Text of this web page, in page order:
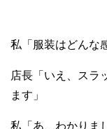
私「服装はどんな
店長「いえ、スラ
ます」
私「あ、わかりま